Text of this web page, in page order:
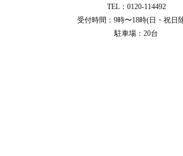
TEL：0120-114492
受付時間：9時〜18時(日・祝日
駐車場：20台